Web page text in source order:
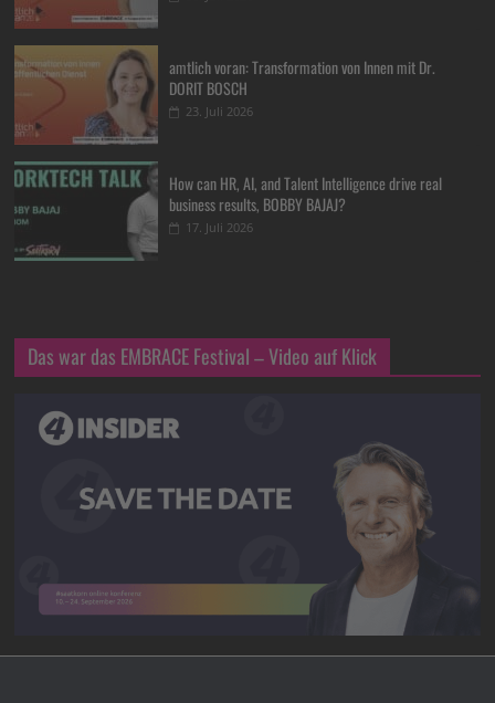
amtlich voran: Transformation von Innen mit Dr.
DORIT BOSCH
23. Juli 2026
How can HR, AI, and Talent Intelligence drive real
business results, BOBBY BAJAJ?
17. Juli 2026
Das war das EMBRACE Festival – Video auf Klick